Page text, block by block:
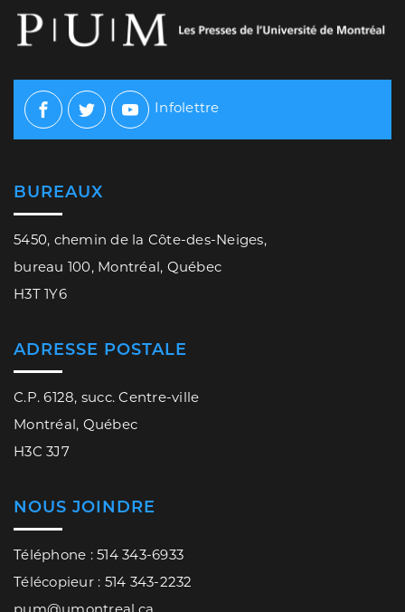
Facebook
TwitterYoutube
Infolettre
BUREAUX
5450, chemin de la Côte-des-Neiges,
bureau 100, Montréal, Québec
H3T 1Y6
ADRESSE POSTALE
C.P. 6128, succ. Centre-ville
Montréal, Québec
H3C 3J7
NOUS JOINDRE
Téléphone : 514 343-6933
Télécopieur : 514 343-2232